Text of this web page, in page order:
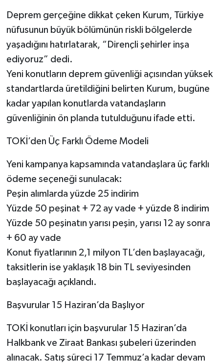
Deprem gerçeğine dikkat çeken Kurum, Türkiye
nüfusunun büyük bölümünün riskli bölgelerde
yaşadığını hatırlatarak, “Dirençli şehirler inşa
ediyoruz” dedi.
Yeni konutların deprem güvenliği açısından yüksek
standartlarda üretildiğini belirten Kurum, bugüne
kadar yapılan konutlarda vatandaşların
güvenliğinin ön planda tutulduğunu ifade etti.
TOKİ’den Üç Farklı Ödeme Modeli
Yeni kampanya kapsamında vatandaşlara üç farklı
ödeme seçeneği sunulacak:
Peşin alımlarda yüzde 25 indirim
Yüzde 50 peşinat + 72 ay vade + yüzde 8 indirim
Yüzde 50 peşinatın yarısı peşin, yarısı 12 ay sonra
+ 60 ay vade
Konut fiyatlarının 2,1 milyon TL’den başlayacağı,
taksitlerin ise yaklaşık 18 bin TL seviyesinden
başlayacağı açıklandı.
Başvurular 15 Haziran’da Başlıyor
TOKİ konutları için başvurular 15 Haziran’da
Halkbank ve Ziraat Bankası şubeleri üzerinden
alınacak. Satış süreci 17 Temmuz’a kadar devam